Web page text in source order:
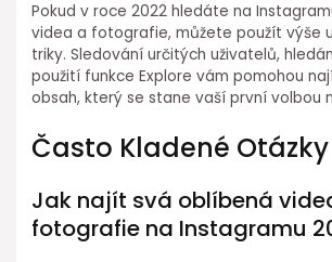
Pokud v roce 2022 hledáte na
videa a fotografie, můžete použít výše
triky. Sledování určitých uživatelů,
použití funkce Explore vám pomohou
obsah, který se stane vaší první volbou
Často Kladené Otázky
Jak najít svá oblíbená
fotografie na Instagramu